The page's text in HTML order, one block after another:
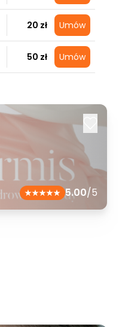
20 zł Umów
50 zł Umów
5.00/5